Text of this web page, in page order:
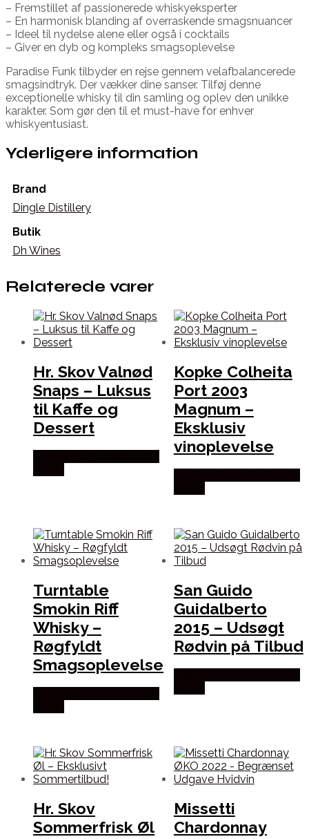
– Fremstillet af passionerede whiskyeksperter
– En harmonisk blanding af overraskende smagsnuancer
– Ideel til nydelse alene eller også i cocktails
– Giver en dyb og kompleks smagsoplevelse
Paradise Funk tilbyder en rejse gennem velafbalancerede
smagsindtryk. Der vækker dine sanser. Tilføj denne
exceptionelle whisky til din samling og oplev den unikke
karakter. Som gør den til et must-have for enhver
whiskyentusiast.
Yderligere information
Brand
Dingle Distillery
Butik
Dh Wines
Relaterede varer
Hr. Skov Valnød
Snaps – Luksus
til Kaffe og
Dessert
Kopke Colheita
Port 2003
Magnum –
Eksklusiv
vinoplevelse
Turntable
Smokin Riff
Whisky –
Røgfyldt
Smagsoplevelse
San Guido
Guidalberto
2015 – Udsøgt
Rødvin på Tilbud
Hr. Skov
Sommerfrisk Øl
Missetti
Chardonnay